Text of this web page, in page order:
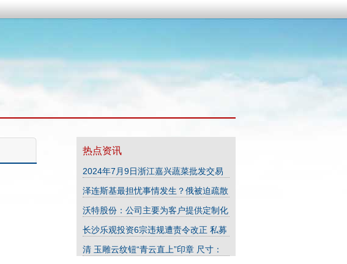
热点资讯
2024年7月9日浙江嘉兴蔬菜批发交易
泽连斯基最担忧事情发生？俄被迫疏散
沃特股份：公司主要为客户提供定制化
长沙乐观投资6宗违规遭责令改正 私募
清 玉雕云纹钮“青云直上”印章 尺寸：